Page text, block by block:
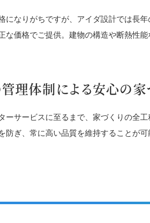
になりがちですが、アイダ設計では長
な価格でご提供。建物の構造や断熱性
理体制による安心の家
ーサービスに至るまで、家づくりの全
防ぎ、常に高い品質を維持することが